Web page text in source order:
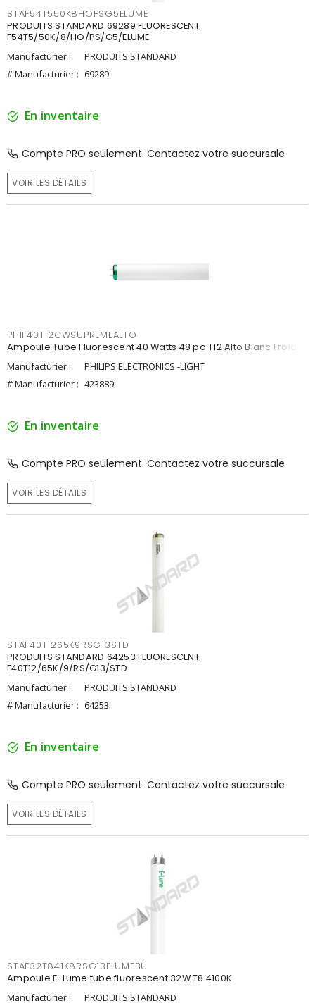
STAF54T550K8HOPSG5ELUME
PRODUITS STANDARD 69289 FLUORESCENT
F54T5/50K/8/HO/PS/G5/ELUME
Manufacturier :
PRODUITS STANDARD
# Manufacturier : 69289
En inventaire
Compte PRO seulement. Contactez votre succursale
VOIR LES DÉTAILS
PHIF40T12CWSUPREMEALTO
Ampoule Tube Fluorescent 40 Watts 48 po T12 Alto Blanc Froid
Manufacturier :
PHILIPS ELECTRONICS -LIGHT
# Manufacturier : 423889
En inventaire
Compte PRO seulement. Contactez votre succursale
VOIR LES DÉTAILS
STAF40T1265K9RSG13STD
PRODUITS STANDARD 64253 FLUORESCENT
F40T12/65K/9/RS/G13/STD
Manufacturier :
PRODUITS STANDARD
# Manufacturier : 64253
En inventaire
Compte PRO seulement. Contactez votre succursale
VOIR LES DÉTAILS
STAF32T841K8RSG13ELUMEBU
Ampoule E-Lume tube fluorescent 32W T8 4100K
Manufacturier :
PRODUITS STANDARD